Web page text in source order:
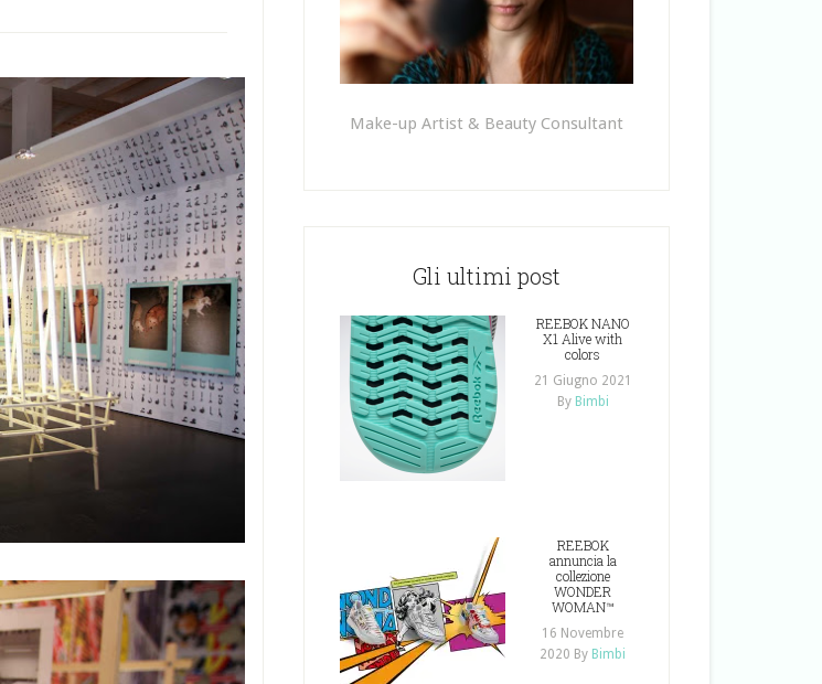
Make-up Artist & Beauty Consultant
Gli ultimi post
REEBOK NANO
X1 Alive with
colors
21 Giugno 2021
By Bimbi
REEBOK
annuncia la
collezione
WONDER
WOMAN™
16 Novembre
2020 By Bimbi